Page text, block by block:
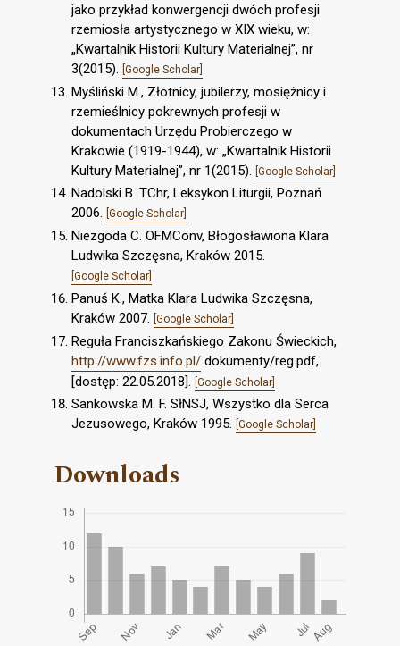
jako przykład konwergencji dwóch profesji
rzemiosła artystycznego w XIX wieku, w:
„Kwartalnik Historii Kultury Materialnej”, nr
3(2015). [Google Scholar]
Myśliński M., Złotnicy, jubilerzy, mosiężnicy i
rzemieślnicy pokrewnych profesji w
dokumentach Urzędu Probierczego w
Krakowie (1919-1944), w: „Kwartalnik Historii
Kultury Materialnej”, nr 1(2015).
[Google Scholar]
Nadolski B. TChr, Leksykon Liturgii, Poznań
2006. [Google Scholar]
Niezgoda C. OFMConv, Błogosławiona Klara
Ludwika Szczęsna, Kraków 2015.
[Google Scholar]
Panuś K., Matka Klara Ludwika Szczęsna,
Kraków 2007. [Google Scholar]
Reguła Franciszkańskiego Zakonu Świeckich,
http://www.fzs.info.pl/ dokumenty/reg.pdf,
[dostęp: 22.05.2018].
[Google Scholar]
Sankowska M. F. SłNSJ, Wszystko dla Serca
Jezusowego, Kraków 1995. [Google Scholar]
Downloads